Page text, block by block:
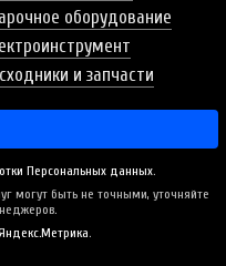
оборудование
и запчасти
Персональных данных.
могут быть не точными, уточняйте
.